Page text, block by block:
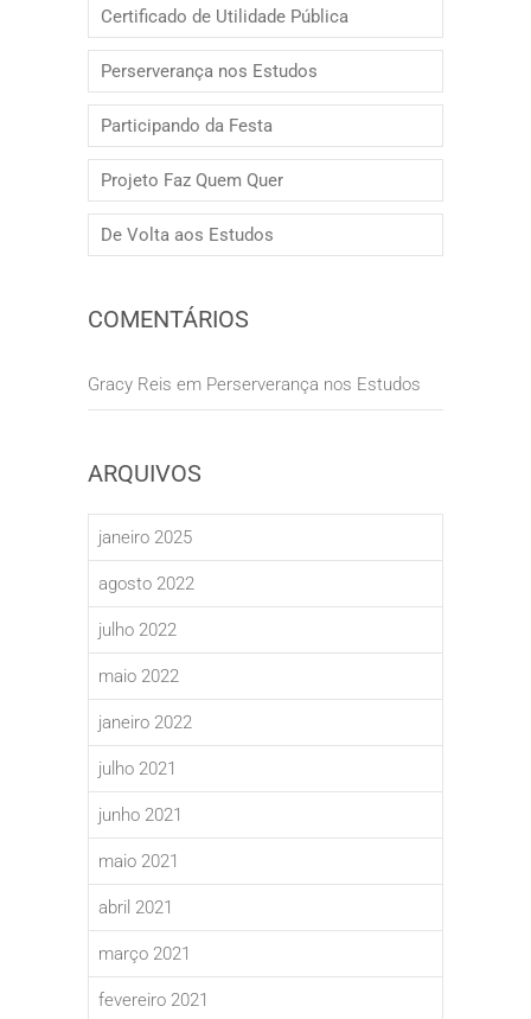
Certificado de Utilidade Pública
Perserverança nos Estudos
Participando da Festa
Projeto Faz Quem Quer
De Volta aos Estudos
COMENTÁRIOS
Gracy Reis em Perserverança nos Estudos
ARQUIVOS
janeiro 2025
agosto 2022
julho 2022
maio 2022
janeiro 2022
julho 2021
junho 2021
maio 2021
abril 2021
março 2021
fevereiro 2021